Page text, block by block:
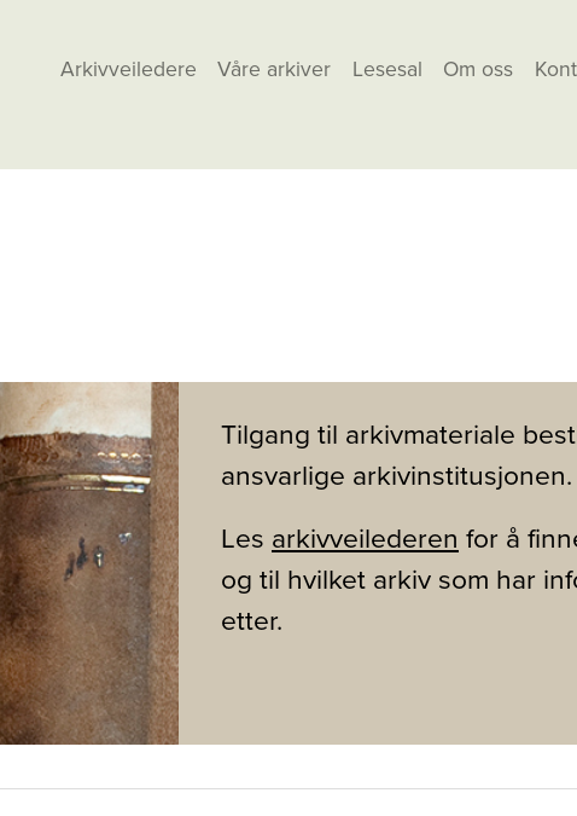
Arkivveiledere Våre arkiver Lesesal Om oss
Tilgang til arkivmateriale
ansvarlige arkivinstitusjonen.
Les arkivveilederen for å
og til hvilket arkiv som har
etter.